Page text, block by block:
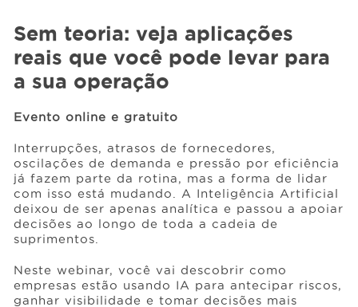
Sem teoria: veja aplicações
reais que você pode levar para
a sua operação
Evento online e gratuito
Interrupções, atrasos de fornecedores,
oscilações de demanda e pressão por eficiência
já fazem parte da rotina, mas a forma de lidar
com isso está mudando. A Inteligência Artificial
deixou de ser apenas analítica e passou a apoiar
decisões ao longo de toda a cadeia de
suprimentos.
Neste webinar, você vai descobrir como
empresas estão usando IA para antecipar riscos,
ganhar visibilidade e tomar decisões mais
Soluções
Indústrias
Serviços
Clientes
Conteúdos
Estados Unidos
Oriente Médio